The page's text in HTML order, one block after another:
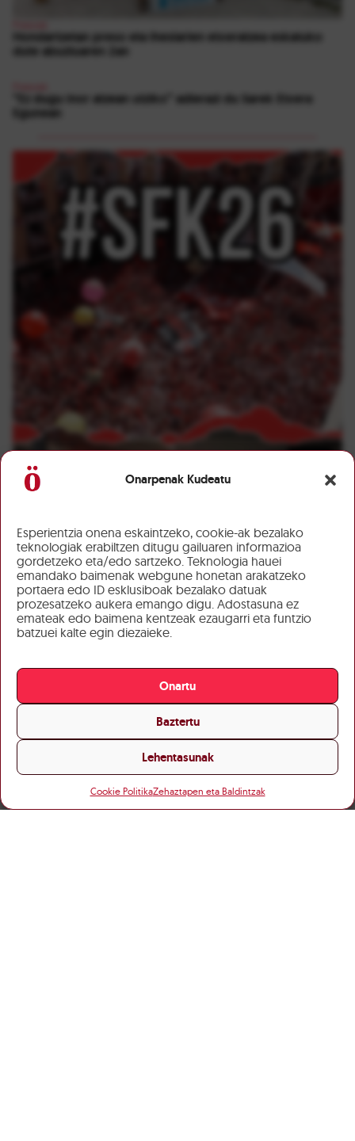
Onarpenak Kudeatu
Esperientzia onena eskaintzeko, cookie-ak bezalako
teknologiak erabiltzen ditugu gailuaren informazioa
gordetzeko eta/edo sartzeko. Teknologia hauei
emandako baimenak webgune honetan arakatzeko
portaera edo ID esklusiboak bezalako datuak
prozesatzeko aukera emango digu. Adostasuna ez
emateak edo baimena kentzeak ezaugarri eta funtzio
batzuei kalte egin diezaieke.
Onartu
Baztertu
Lehentasunak
Cookie PolitikaZehaztapen eta Baldintzak
Hondartzetan preso eta iheslarien etxeratzea eskatuko
dute abuztuaren 2an
“Ez dugu inor atzean utziko” adierazi du Sarek Etxera
Egunean